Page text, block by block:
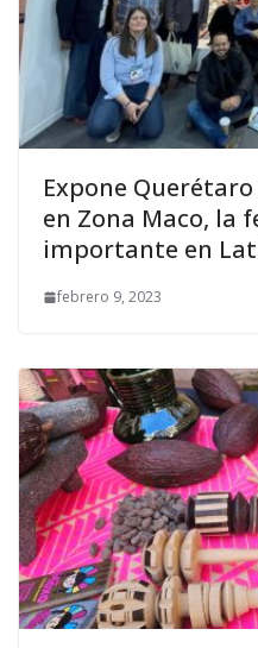
Expone
en Zona Maco, la
importante en
febrero 9, 2023